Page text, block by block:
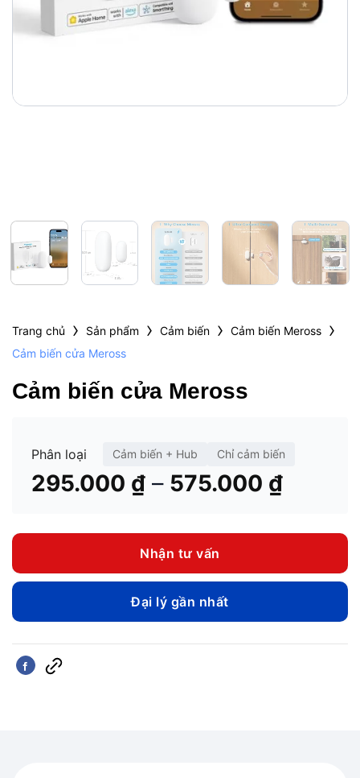
Trang chủ › Sản phẩm › Cảm biến › Cảm biến Meross ›
Cảm biến cửa Meross
Cảm biến cửa Meross
Phân loại Cảm biến + Hub Chỉ cảm biến
295.000 ₫ – 575.000 ₫
từ
đến
Nhận tư vấn
Đại lý gần nhất